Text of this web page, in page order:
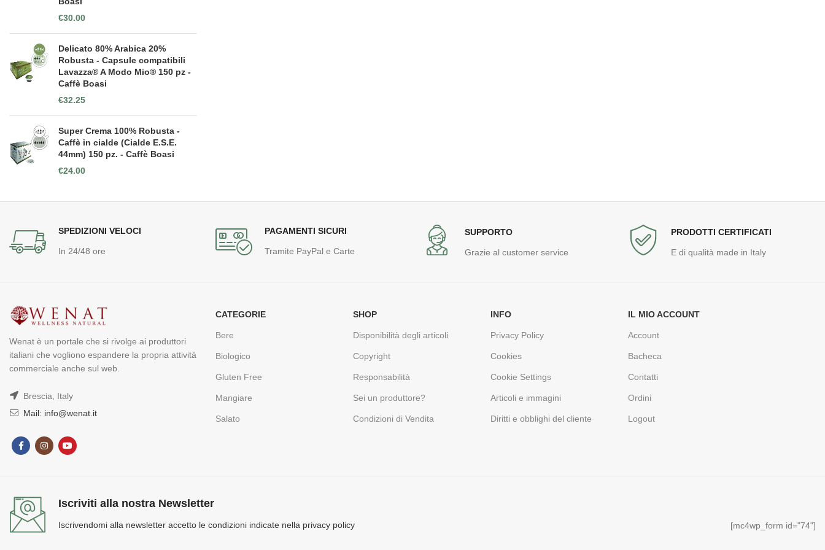
€30.00
Delicato 80% Arabica 20%
Robusta - Capsule compatibili
Lavazza® A Modo Mio® 150 pz -
Caffè Boasi
€32.25
Super Crema 100% Robusta -
Caffè in cialde (Cialde E.S.E.
44mm) 150 pz. - Caffè Boasi
€24.00
SPEDIZIONI VELOCI
In 24/48 ore
PAGAMENTI SICURI
Tramite PayPal e Carte
SUPPORTO
Grazie al customer service
PRODOTTI CERTIFICATI
E di qualità made in Italy
Wenat è un portale che si rivolge ai produttori
italiani che vogliono espandere la propria attività
commerciale anche sul web.
Brescia, Italy
Mail: info@wenat.it
CATEGORIE
Bere
Biologico
Gluten Free
Mangiare
Salato
SHOP
Disponibilità degli articoli
Copyright
Responsabilità
Sei un produttore?
Condizioni di Vendita
INFO
Privacy Policy
Cookies
Cookie Settings
Articoli e immagini
Diritti e obblighi del cliente
IL MIO ACCOUNT
Account
Bacheca
Contatti
Ordini
Logout
Iscriviti alla nostra Newsletter
Iscrivendomi alla newsletter accetto le condizioni indicate nella privacy policy [mc4wp_form id="74"]